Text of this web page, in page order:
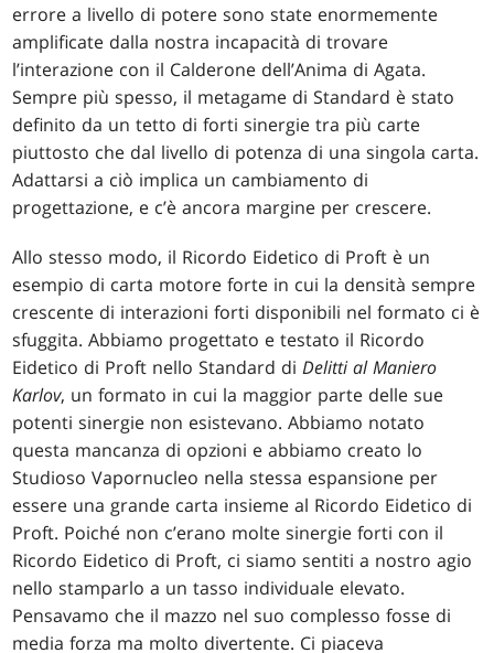
errore a livello di potere sono state enormemente
amplificate dalla nostra incapacità di trovare
l’interazione con il Calderone dell’Anima di Agata.
Sempre più spesso, il metagame di Standard è stato
definito da un tetto di forti sinergie tra più carte
piuttosto che dal livello di potenza di una singola carta.
Adattarsi a ciò implica un cambiamento di
progettazione, e c’è ancora margine per crescere.
Allo stesso modo, il Ricordo Eidetico di Proft è un
esempio di carta motore forte in cui la densità sempre
crescente di interazioni forti disponibili nel formato ci è
sfuggita. Abbiamo progettato e testato il Ricordo
Eidetico di Proft nello Standard diDelitti al Maniero
Karlov, un formato in cui la maggior parte delle sue
potenti sinergie non esistevano. Abbiamo notato
questa mancanza di opzioni e abbiamo creato lo
Studioso Vapornucleo nella stessa espansione per
essere una grande carta insieme al Ricordo Eidetico di
Proft. Poiché non c’erano molte sinergie forti con il
Ricordo Eidetico di Proft, ci siamo sentiti a nostro agio
nello stamparlo a un tasso individuale elevato.
Pensavamo che il mazzo nel suo complesso fosse di
media forza ma molto divertente. Ci piaceva